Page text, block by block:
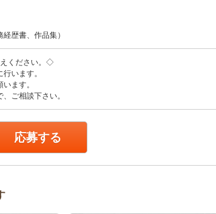
歴書、作品集）
ください。◇
います。
ます。
ご相談下さい。
応募する